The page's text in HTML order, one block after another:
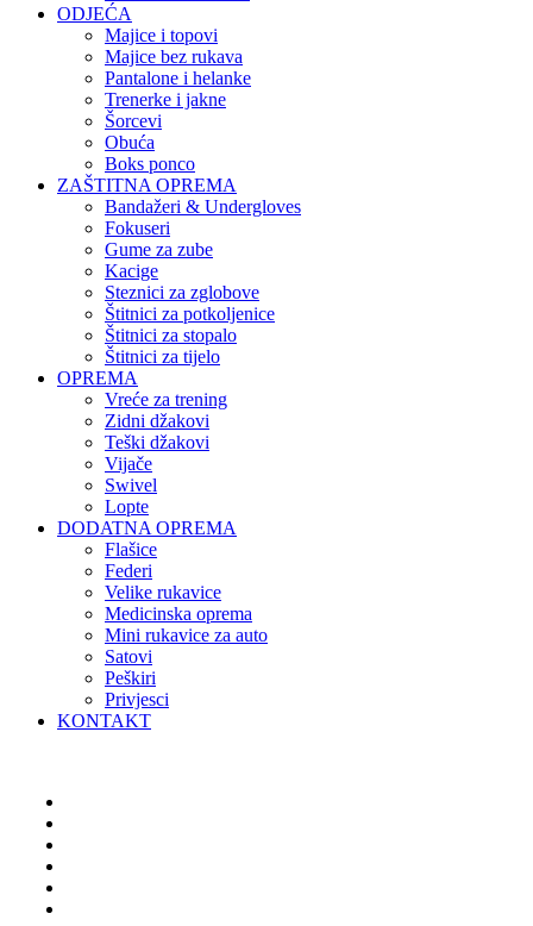
ODJEĆA
Majice i topovi
Majice bez rukava
Pantalone i helanke
Trenerke i jakne
Šorcevi
Obuća
Boks ponco
ZAŠTITNA OPREMA
Bandažeri & Undergloves
Fokuseri
Gume za zube
Kacige
Steznici za zglobove
Štitnici za potkoljenice
Štitnici za stopalo
Štitnici za tijelo
OPREMA
Vreće za trening
Zidni džakovi
Teški džakovi
Vijače
Swivel
Lopte
DODATNA OPREMA
Flašice
Federi
Velike rukavice
Medicinska oprema
Mini rukavice za auto
Satovi
Peškiri
Privjesci
KONTAKT